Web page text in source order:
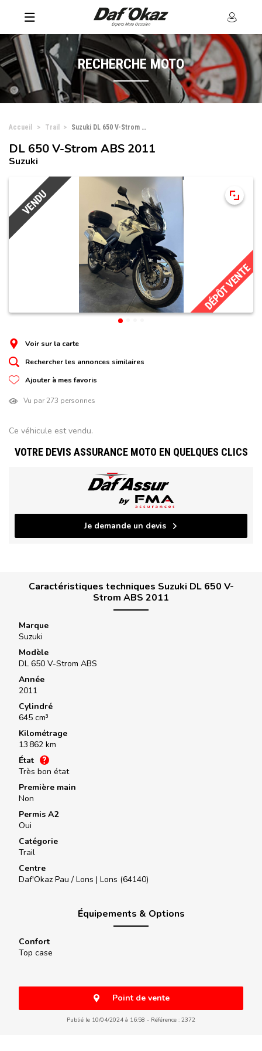
RECHERCHE MOTO
Accueil Trail Suzuki DL 650 V-Strom ABS
VENDU
DÉPÔT VENTE
DL 650 V-Strom ABS 2011
Suzuki
Voir sur la carte
Rechercher les annonces similaires
Ajouter à mes favoris
Vu par 273 personnes
Ce véhicule est vendu.
VOTRE DEVIS ASSURANCE MOTO EN QUELQUES CLICS
Je demande un devis
Caractéristiques techniques Suzuki DL 650 V-
Strom ABS 2011
Marque
Suzuki
Modèle
DL 650 V-Strom ABS
Année
2011
Cylindré
645 cm³
Kilométrage
13 862 km
État
Très bon état
Première main
Non
Permis A2
Oui
Catégorie
Trail
Centre
Daf'Okaz Pau / Lons | Lons (64140)
Équipements & Options
Confort
Top case
Point de vente
Publié le 10/04/2024 à 16:58 Référence : 2372